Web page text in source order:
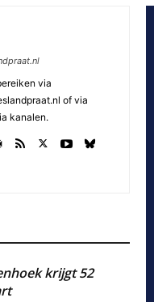
via
of via
kanalen.
krijgt 52